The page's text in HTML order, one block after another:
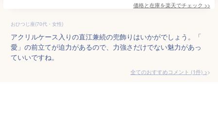
価格と在庫を楽天でチェック >>
おひつじ座(70代・女性)
アクリルケース入りの直江兼続の兜飾りはいかがでしょう。「
愛」の前立てが迫力があるので、力強さだけでない魅力があっ
ていいですね。
全てのおすすめコメント (1件) >